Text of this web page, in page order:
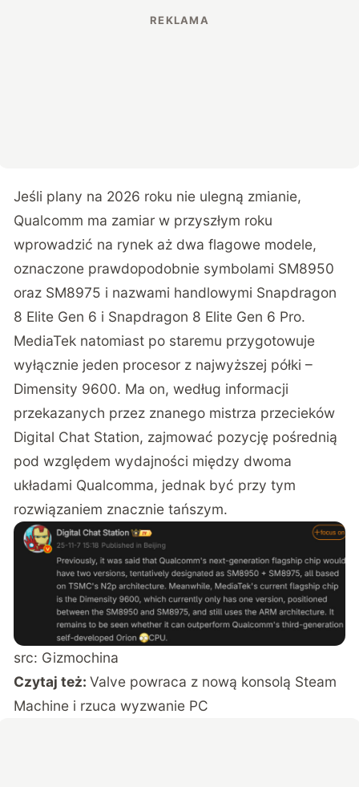
Jeśli plany na 2026 roku nie ulegną zmianie,
Qualcomm ma zamiar w przyszłym roku
wprowadzić na rynek aż dwa flagowe modele,
oznaczone prawdopodobnie symbolami SM8950
oraz SM8975 i nazwami handlowymi Snapdragon
8 Elite Gen 6 i Snapdragon 8 Elite Gen 6 Pro.
MediaTek natomiast po staremu przygotowuje
wyłącznie jeden procesor z najwyższej półki –
Dimensity 9600. Ma on,według informacji
przekazanych przez znanego mistrza przecieków
Digital Chat Station, zajmować pozycję pośrednią
pod względem wydajności między dwoma
układami Qualcomma, jednak być przy tym
rozwiązaniem znacznie tańszym.
src: Gizmochina
Czytaj też:Valve powraca z nową konsolą Steam
Machine i rzuca wyzwanie PC